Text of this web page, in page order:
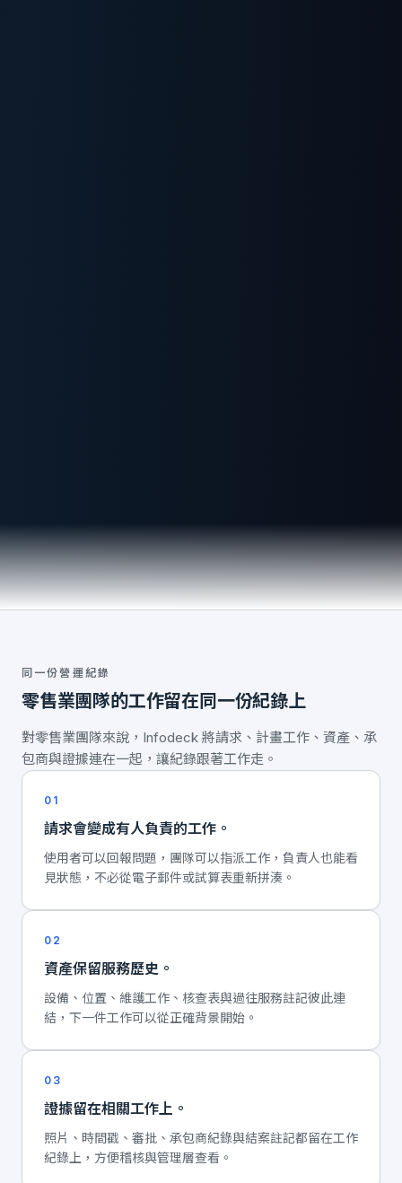
同一份營運紀錄
零售業團隊的工作留在同一份紀錄上
對零售業團隊來說，Infodeck 將請求、計畫工作、資產、承
包商與證據連在一起，讓紀錄跟著工作走。
01
請求會變成有人負責的工作。
使用者可以回報問題，團隊可以指派工作，負責人也能看
見狀態，不必從電子郵件或試算表重新拼湊。
02
資產保留服務歷史。
設備、位置、維護工作、核查表與過往服務註記彼此連
結，下一件工作可以從正確背景開始。
03
證據留在相關工作上。
照片、時間戳、審批、承包商紀錄與結案註記都留在工作
紀錄上，方便稽核與管理層查看。